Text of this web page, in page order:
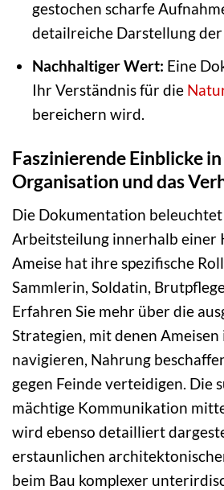
gestochen scharfe
detailreiche Darstellung der
Nachhaltiger Wert: Eine
Ihr Verständnis für die
bereichern wird.
Faszinierende Einblicke
Organisation und das
Die Dokumentation
Arbeitsteilung innerhalb einer
Ameise hat ihre spezifische
Sammlerin, Soldatin,
Erfahren Sie mehr über die
Strategien, mit denen Ameisen
navigieren, Nahrung
gegen Feinde verteidigen. Die
mächtige Kommunikation
wird ebenso detailliert
erstaunlichen
beim Bau komplexer